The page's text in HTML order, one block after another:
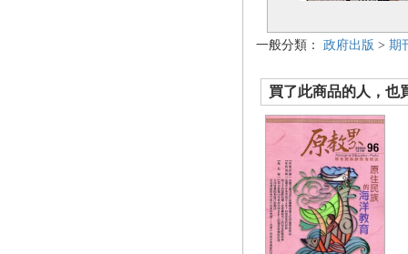
一般分類： 政府出版 > 期
買了此商品的人，也